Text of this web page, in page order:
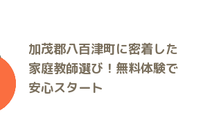
加茂郡八百津町に密着した
家庭教師選び！無料体験で
安心スタート